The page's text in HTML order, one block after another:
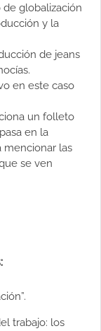
globalización
y la
de jeans
en este caso
un folleto
en la
mencionar las
se ven
trabajo: los